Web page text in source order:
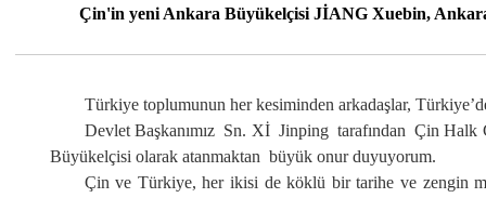
Çin'in yeni Ankara Büyükelçisi JİANG Xuebin,
Türkiye toplumunun her kesiminden arkadaşlar,
Devlet Başkanımız Sn. XİJinpingtarafından Çin Halk
Büyükelçisi olarak atanmaktan büyük onur duyuyorum.
Çin ve Türkiye,her ikisi de köklü bir tarihe ve zengin